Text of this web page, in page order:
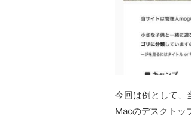
今回は例として、
Macのデスクトッ